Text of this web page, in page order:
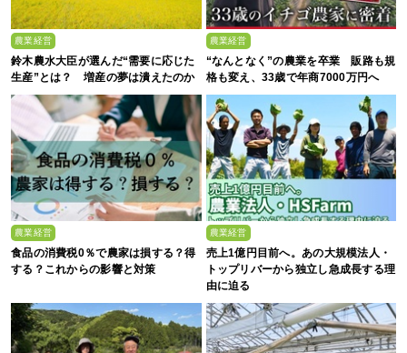
農業経営
鈴木農水大臣が選んだ“需要に応じた
生産”とは？ 増産の夢は潰えたのか
農業経営
“なんとなく”の農業を卒業 販路も規
格も変え、33歳で年商7000万円へ
農業経営
食品の消費税0％で農家は損する？得
する？これからの影響と対策
農業経営
売上1億円目前へ。あの大規模法人・
トップリバーから独立し急成長する理
由に迫る